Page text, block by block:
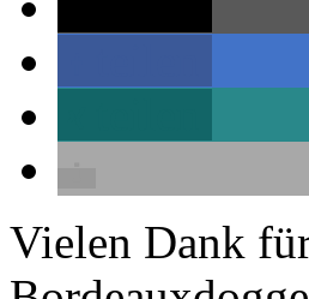
Vielen Dank